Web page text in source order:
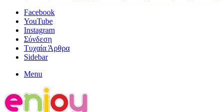
Facebook
YouTube
Instagram
Σύνδεση
Τυχαία Άρθρα
Sidebar
Menu